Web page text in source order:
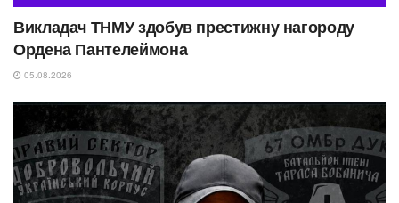
Викладач ТНМУ здобув престижну нагороду
Ордена Пантелеймона
05.08.2026